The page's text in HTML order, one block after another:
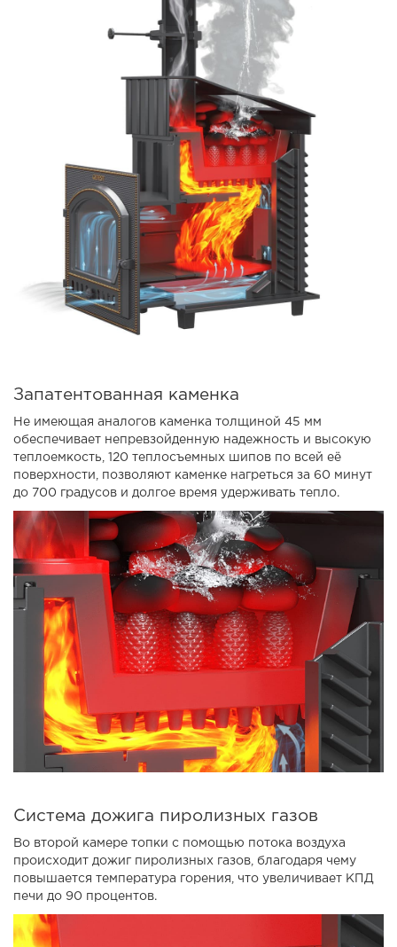
Запатентованная каменка
Не имеющая аналогов каменка толщиной 45 мм
обеспечивает непревзойденную надежность и высокую
теплоемкость, 120 теплосъемных шипов по всей её
поверхности, позволяют каменке нагреться за 60 минут
до 700 градусов и долгое время удерживать тепло.
Система дожига пиролизных газов
Во второй камере топки с помощью потока воздуха
происходит дожиг пиролизных газов, благодаря чему
повышается температура горения, что увеличивает КПД
печи до 90 процентов.